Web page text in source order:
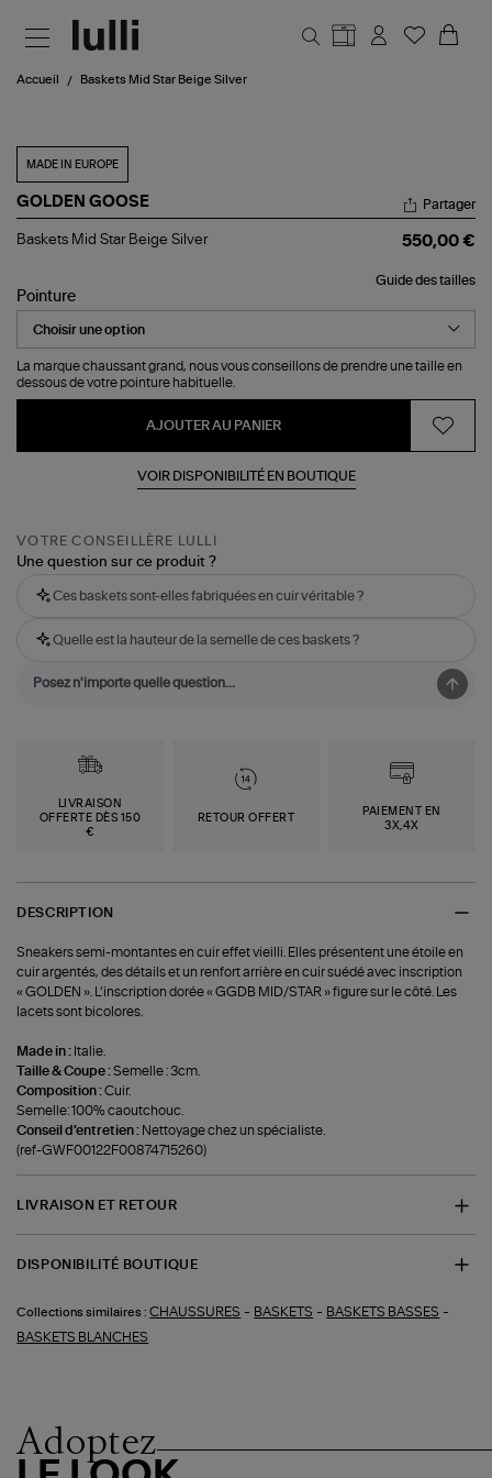
Accueil Baskets Mid Star Beige Silver
MADE IN EUROPE
GOLDEN GOOSE
Baskets
Beige
Silver
Partager
Baskets Mid Star Beige Silver 550,00 €
Guide des tailles
Pointure
La marque chaussant grand, nous vous conseillons de prendre une taille en
dessous de votre pointure habituelle.
AJOUTER AU PANIER
VOIR DISPONIBILITÉ EN BOUTIQUE
VOTRE CONSEILLÈRE LULLI
Une question sur ce produit ?
Ces baskets sont-elles fabriquées en cuir véritable ?
Quelle est la hauteur de la semelle de ces baskets ?
LIVRAISON
OFFERTE DÈS 150
€
RETOUR OFFERT
PAIEMENT EN
3X,4X
DESCRIPTION
Sneakers semi-montantes en cuir effet vieilli. Elles présentent une étoile en
cuir argentés, des détails et un renfort arrière en cuir suédé avec inscription
« GOLDEN ». L’inscription dorée « GGDB MID/STAR » figure sur le côté. Les
lacets sont bicolores.
Made in : Italie.
Taille & Coupe :Semelle : 3cm.
Composition :Cuir.
Semelle: 100% caoutchouc.
Conseil d'entretien : Nettoyage chez un spécialiste.
(ref-GWF00122F00874715260)
LIVRAISON ET RETOUR
DISPONIBILITÉ BOUTIQUE
Collections similaires : CHAUSSURES - BASKETS - BASKETS BASSES -
BASKETS BLANCHES
Adoptez